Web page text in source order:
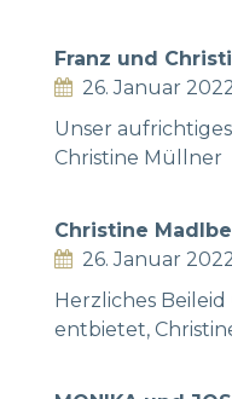
Franz und
26. Januar
Unser
Christine Müllner
Christine
26. Januar
Herzliches
entbietet,